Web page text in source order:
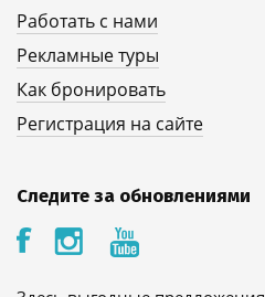
Работать с нами
Рекламные туры
Как бронировать
Регистрация на сайте
Следите за обновлениями